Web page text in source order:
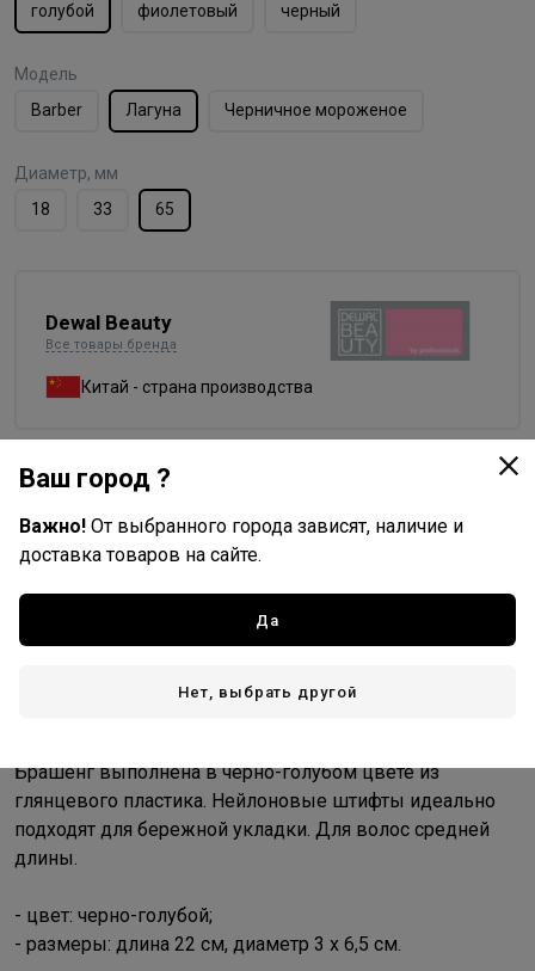
голубой
фиолетовый черный
Модель
Barber
Лагуна Черничное мороженое
Диаметр, мм
18
33 65
Dewal Beauty
Все товары бренда
Китай - страна производства
Стоимость и способы доставки будут доступны при
Брашенг выполнена в черно-голубом цвете из
глянцевого пластика. Нейлоновые штифты идеально
подходят для бережной укладки. Для волос средней
длины.
- цвет: черно-голубой;
- размеры: длина 22 см, диаметр 3 х 6,5 см.
Ваш город ?
Важно! От выбранного города зависят, наличие и
доставка товаров на сайте.
Да
Нет, выбрать другой